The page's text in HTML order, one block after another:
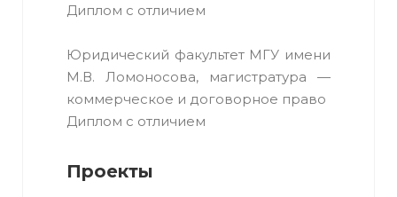
Диплом с отличием
Юридический факультет МГУ имени
М.В. Ломоносова, магистратура —
коммерческое и договорное право
Диплом с отличием
Проекты